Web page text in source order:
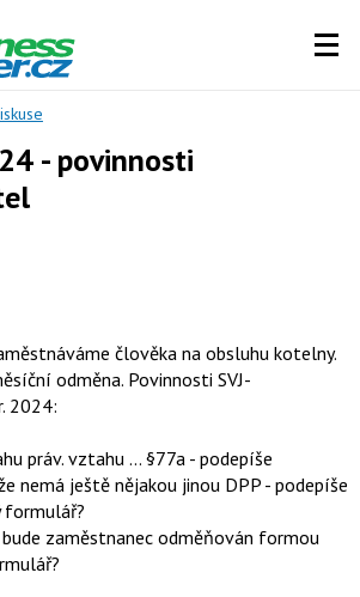
- povinnosti
člověka na obsluhu kotelny.
odměna. Povinnosti SVJ-
2024:
práv. vztahu ... §77a - podepíše
nemá ještě nějakou jinou DPP - podepíše
formulář?
zaměstnanec odměňován formou